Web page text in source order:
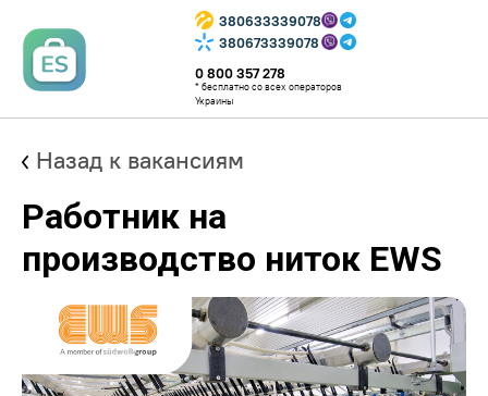
380633339078
380673339078
0 800 357 278
* бесплатно со всех операторов
Украины
Назад к вакансиям
Работник на
производство ниток EWS